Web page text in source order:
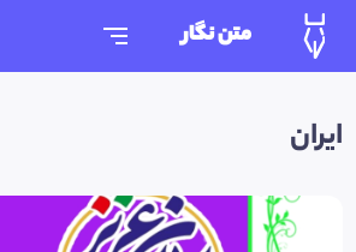
متن نگار
ایران